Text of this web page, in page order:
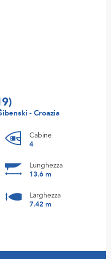
- Croazia
Cabine
4
Lunghezza
13.6 m
Larghezza
7.42 m